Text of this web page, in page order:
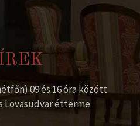
09 és 16 óra között
Lovasudvar étterme